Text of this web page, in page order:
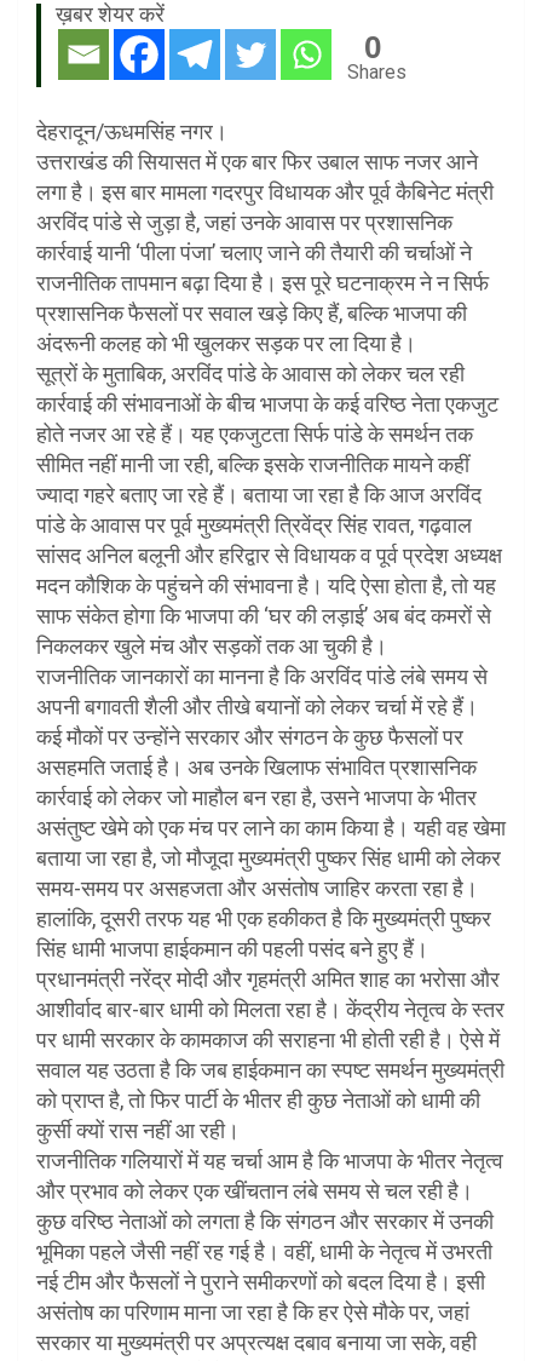
ख़बर शेयर करें
0
Shares
देहरादून/ऊधमसिंह नगर।
उत्तराखंड की सियासत में एक बार फिर उबाल साफ नजर आने
लगा है। इस बार मामला गदरपुर विधायक और पूर्व कैबिनेट मंत्री
अरविंद पांडे से जुड़ा है, जहां उनके आवास पर प्रशासनिक
कार्रवाई यानी ‘पीला पंजा’ चलाए जाने की तैयारी की चर्चाओं ने
राजनीतिक तापमान बढ़ा दिया है। इस पूरे घटनाक्रम ने न सिर्फ
प्रशासनिक फैसलों पर सवाल खड़े किए हैं, बल्कि भाजपा की
अंदरूनी कलह को भी खुलकर सड़क पर ला दिया है।
सूत्रों के मुताबिक, अरविंद पांडे के आवास को लेकर चल रही
कार्रवाई की संभावनाओं के बीच भाजपा के कई वरिष्ठ नेता एकजुट
होते नजर आ रहे हैं। यह एकजुटता सिर्फ पांडे के समर्थन तक
सीमित नहीं मानी जा रही, बल्कि इसके राजनीतिक मायने कहीं
ज्यादा गहरे बताए जा रहे हैं। बताया जा रहा है कि आज अरविंद
पांडे के आवास पर पूर्व मुख्यमंत्री त्रिवेंद्र सिंह रावत, गढ़वाल
सांसद अनिल बलूनी और हरिद्वार से विधायक व पूर्व प्रदेश अध्यक्ष
मदन कौशिक के पहुंचने की संभावना है। यदि ऐसा होता है, तो यह
साफ संकेत होगा कि भाजपा की ‘घर की लड़ाई’ अब बंद कमरों से
निकलकर खुले मंच और सड़कों तक आ चुकी है।
राजनीतिक जानकारों का मानना है कि अरविंद पांडे लंबे समय से
अपनी बगावती शैली और तीखे बयानों को लेकर चर्चा में रहे हैं।
कई मौकों पर उन्होंने सरकार और संगठन के कुछ फैसलों पर
असहमति जताई है। अब उनके खिलाफ संभावित प्रशासनिक
कार्रवाई को लेकर जो माहौल बन रहा है, उसने भाजपा के भीतर
असंतुष्ट खेमे को एक मंच पर लाने का काम किया है। यही वह खेमा
बताया जा रहा है, जो मौजूदा मुख्यमंत्री पुष्कर सिंह धामी को लेकर
समय-समय पर असहजता और असंतोष जाहिर करता रहा है।
हालांकि, दूसरी तरफ यह भी एक हकीकत है कि मुख्यमंत्री पुष्कर
सिंह धामी भाजपा हाईकमान की पहली पसंद बने हुए हैं।
प्रधानमंत्री नरेंद्र मोदी और गृहमंत्री अमित शाह का भरोसा और
आशीर्वाद बार-बार धामी को मिलता रहा है। केंद्रीय नेतृत्व के स्तर
पर धामी सरकार के कामकाज की सराहना भी होती रही है। ऐसे में
सवाल यह उठता है कि जब हाईकमान का स्पष्ट समर्थन मुख्यमंत्री
को प्राप्त है, तो फिर पार्टी के भीतर ही कुछ नेताओं को धामी की
कुर्सी क्यों रास नहीं आ रही।
राजनीतिक गलियारों में यह चर्चा आम है कि भाजपा के भीतर नेतृत्व
और प्रभाव को लेकर एक खींचतान लंबे समय से चल रही है।
कुछ वरिष्ठ नेताओं को लगता है कि संगठन और सरकार में उनकी
भूमिका पहले जैसी नहीं रह गई है। वहीं, धामी के नेतृत्व में उभरती
नई टीम और फैसलों ने पुराने समीकरणों को बदल दिया है। इसी
असंतोष का परिणाम माना जा रहा है कि हर ऐसे मौके पर, जहां
सरकार या मुख्यमंत्री पर अप्रत्यक्ष दबाव बनाया जा सके, वही